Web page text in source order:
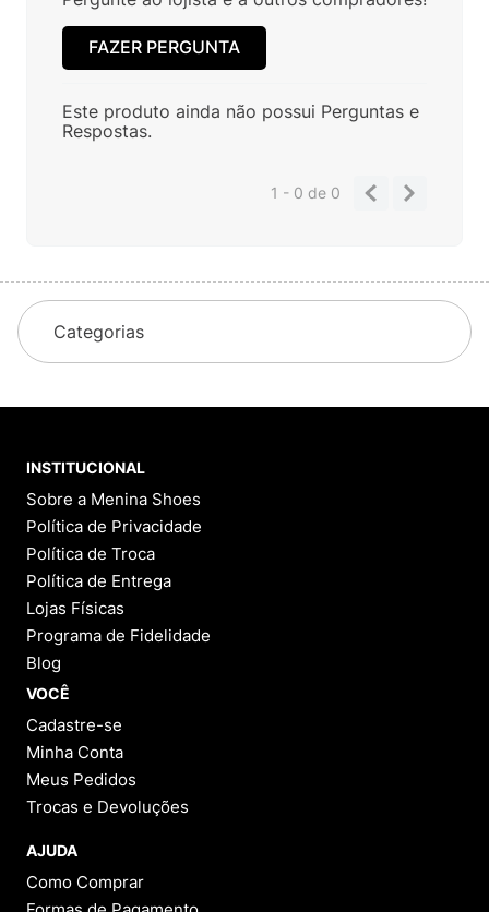
FAZER PERGUNTA
Este produto ainda não possui Perguntas e
Respostas.
1 - 0de 0
Categorias
INSTITUCIONAL
Sobre a Menina Shoes
Política de Privacidade
Política de Troca
Política de Entrega
Lojas Físicas
Programa de Fidelidade
Blog
VOCÊ
Cadastre-se
Minha Conta
Meus Pedidos
Trocas e Devoluções
AJUDA
Como Comprar